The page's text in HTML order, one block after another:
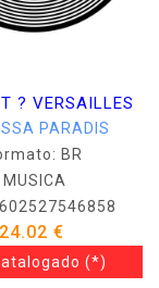
? VERSAILLES
PARADIS
BR
MUSICA
24.02 €
(*)